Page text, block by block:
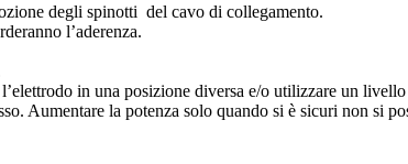
degli spinotti del cavo di collegamento.
l’aderenza.
in una posizione diversa e/o utilizzare un
Aumentare la potenza solo quando si è sicuri non si